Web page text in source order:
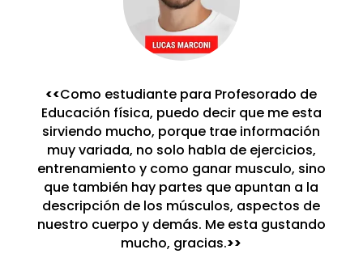
<<Como estudiante para Profesorado de
Educación física, puedo decir que me esta
sirviendo mucho, porque trae información
muy variada, no solo habla de ejercicios,
entrenamiento y como ganar musculo, sino
que también hay partes que apuntan a la
descripción de los músculos, aspectos de
nuestro cuerpo y demás. Me esta gustando
mucho, gracias.>>